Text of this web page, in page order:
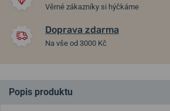
Věrné zákazníky si hýčkáme
Doprava zdarma
Na vše od 3000 Kč
Popis produktu